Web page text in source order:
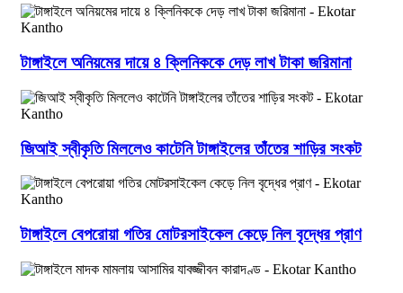
টাঙ্গাইলে অনিয়মের দায়ে ৪ ক্লিনিককে দেড় লাখ টাকা জরিমানা
জিআই স্বীকৃতি মিললেও কাটেনি টাঙ্গাইলের তাঁতের শাড়ির সংকট
টাঙ্গাইলে বেপরোয়া গতির মোটরসাইকেল কেড়ে নিল বৃদ্ধের প্রাণ